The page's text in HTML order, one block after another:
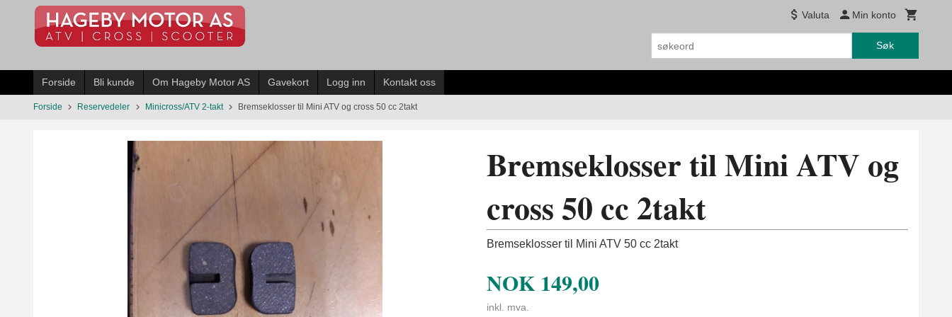
innholdet
Valuta Min konto
Søk
Forside Bli kunde Om Hageby Motor AS Gavekort Logg inn Kontakt oss
Forside Reservedeler Minicross/ATV 2-takt Bremseklosser til Mini ATV og cross 50 cc 2takt
Bremseklosser til Mini ATV og
cross 50 cc 2takt
Bremseklosser til Mini ATV 50 cc 2takt
NOK 149,00
inkl. mva.